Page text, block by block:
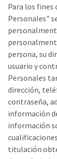
Para los fines
Personales"
persona, su
usuario y
Personales
dirección,
contraseña,
información
información
titulación
at
any
time
while
still
in
the
backordered
status
by
calling
our
customer
service
department
at
888.230.1420.
Ultradent.com
being
redirected
to
our
third-
payment
management
platform